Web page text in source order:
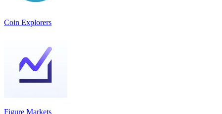
Coin Explorers
Figure Markets